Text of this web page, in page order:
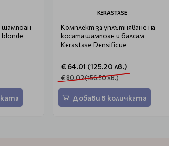
blonde
KERASTASE
Комплект за уплътняване на
косата шампоан и балсам
Kerastase Densifique
€ 64.01 (125.20 лв.)
€ 80.02 (156.50 лв.)
Добави в количката